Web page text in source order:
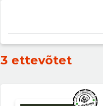
3 ettevõtet